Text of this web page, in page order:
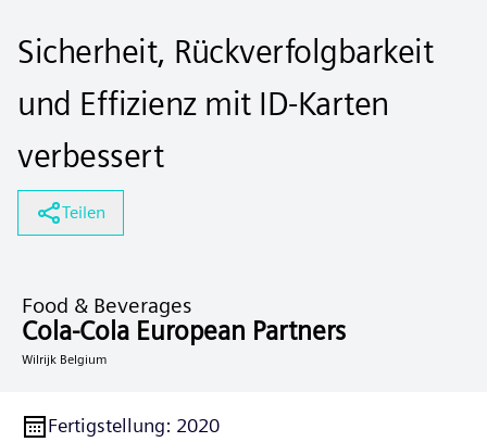
Sicherheit, Rückverfolgbarkeit
und Effizienz mit ID-Karten
verbessert
Teilen
Food & Beverages
Cola-Cola European Partners
Wilrijk Belgium
Fertigstellung: 2020